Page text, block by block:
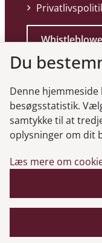
Genveje
Gå til
Gå til
Du
Denne
besøgsstatistik.
samtykke til at
oplysninger om dit
Læs mere om